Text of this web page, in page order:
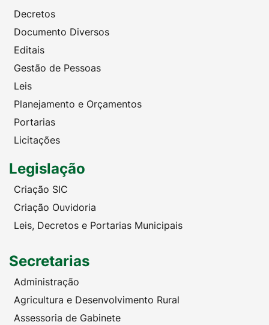
Decretos
Documento Diversos
Editais
Gestão de Pessoas
Leis
Planejamento e Orçamentos
Portarias
Licitações
Legislação
Criação SIC
Criação Ouvidoria
Leis, Decretos e Portarias Municipais
Secretarias
Administração
Agricultura e Desenvolvimento Rural
Assessoria de Gabinete